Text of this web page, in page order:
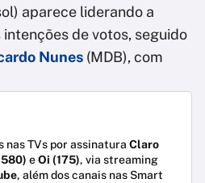
aparece liderando a
de votos, seguido
Nunes (MDB), com
nas TVs por assinatura Claro
eOi (175), via streaming
, além dos canais nas Smart